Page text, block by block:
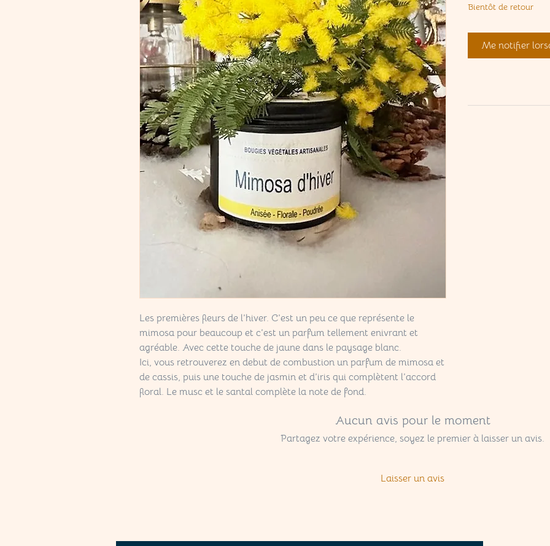
Les premières fleurs de l’hiver. C’est un peu ce que représente le
mimosa pour beaucoup et c’est un parfum tellement enivrant et
agréable. Avec cette touche de jaune dans le paysage blanc.
Ici, vous retrouverez en debut de combustion un parfum de mimosa et
de cassis, puis une touche de jasmin et d’iris qui complètent l’accord
floral. Le musc et le santal complète la note de fond.
Bientôt de retour
Me notifier
Aucun avis pour le moment
Partagez votre expérience, soyez le premier à laisser un avis.
Laisser un avis